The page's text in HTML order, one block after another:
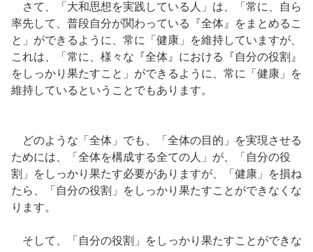
さて、「大和思想を実践している人」は、「常に、自ら
率先して、普段自分が関わっている『全体』をまとめるこ
と」ができるように、常に「健康」を維持していますが、
これは、「常に、様々な『全体』における『自分の役割』
をしっかり果たすこと」ができるように、常に「健康」を
維持しているということでもあります。
どのような「全体」でも、「全体の目的」を実現させる
ためには、「全体を構成する全ての人」が、「自分の役
割」をしっかり果たす必要がありますが、「健康」を損ね
たら、「自分の役割」をしっかり果たすことができなくな
ります。
そして、「自分の役割」をしっかり果たすことができな